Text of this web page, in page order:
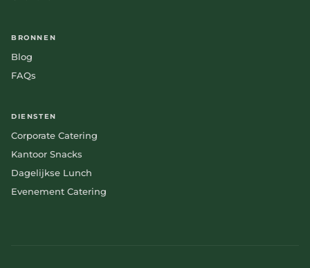
BRONNEN
Blog
FAQs
DIENSTEN
Corporate Catering
Kantoor Snacks
Dagelijkse Lunch
Evenement Catering